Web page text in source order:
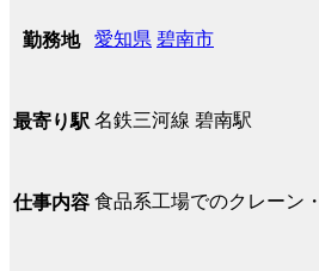
勤務地 愛知県 碧南市
最寄り駅 名鉄三河線 碧南駅
仕事内容 食品系工場でのクレーン